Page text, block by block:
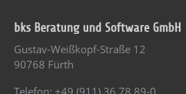
bks Beratung und Software GmbH
Gustav-Weißkopf-Straße 12
90768 Fürth
Telefon: +49 (911) 36 78 89-0